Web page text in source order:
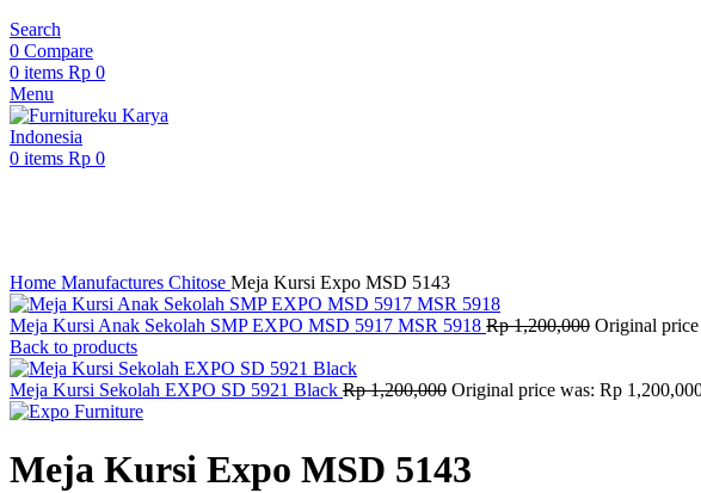
Search
0 Compare
0 items Rp 0
Menu
0 items Rp 0
Home Manufactures Chitose Meja Kursi Expo MSD 5143
Meja Kursi Anak Sekolah SMP EXPO MSD 5917 MSR 5918 Rp1,200,000 Original
Back to products
Meja Kursi Sekolah EXPO SD 5921 Black Rp1,200,000 Original price was: Rp
Meja Kursi Expo MSD 5143